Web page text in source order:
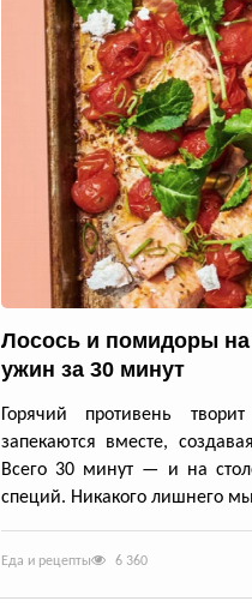
Лосось и помидоры
ужин за 30 минут
Горячий противень
запекаются вместе,
Всего 30 минут — и на
специй. Никакого лишнего
Еда и рецепты 6 360